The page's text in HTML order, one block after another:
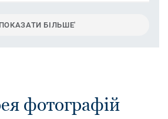
БІЛЬШЕ'
фотографій